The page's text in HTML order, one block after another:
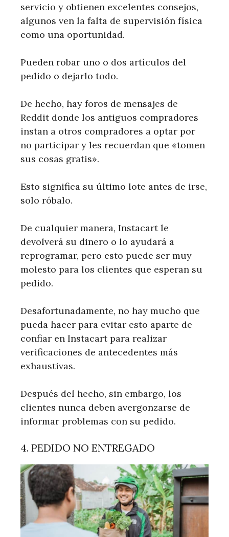
servicio y obtienen excelentes consejos,
algunos ven la falta de supervisión física
como una oportunidad.
Pueden robar uno o dos artículos del
pedido o dejarlo todo.
De hecho, hay foros de mensajes de
Reddit donde los antiguos compradores
instan a otros compradores a optar por
no participar y les recuerdan que «tomen
sus cosas gratis».
Esto significa su último lote antes de irse,
solo róbalo.
De cualquier manera, Instacart le
devolverá su dinero o lo ayudará a
reprogramar, pero esto puede ser muy
molesto para los clientes que esperan su
pedido.
Desafortunadamente, no hay mucho que
pueda hacer para evitar esto aparte de
confiar en Instacart para realizar
verificaciones de antecedentes más
exhaustivas.
Después del hecho, sin embargo, los
clientes nunca deben avergonzarse de
informar problemas con su pedido.
4. PEDIDO NO ENTREGADO